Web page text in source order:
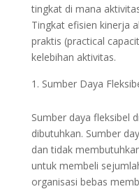
tingkat di mana
Tingkat efisien kinerja
praktis (practical
kelebihan aktivitas.
Sumber Daya
Sumber daya fleksibel
dibutuhkan. Sumber
dan tidak
untuk membeli
organisasi bebas